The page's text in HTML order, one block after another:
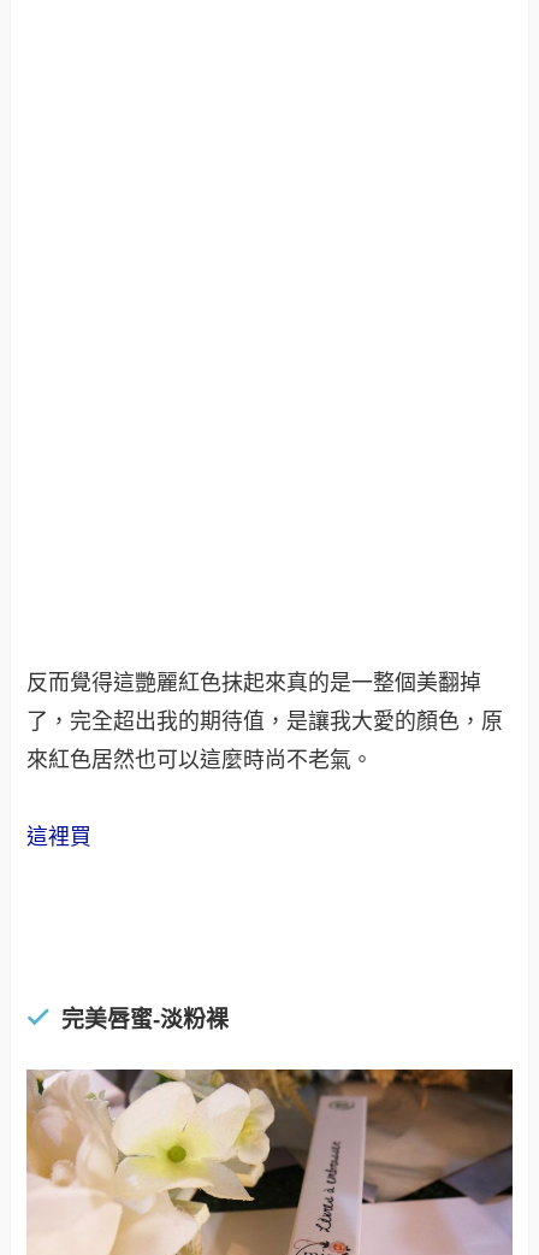
反而覺得這艷麗紅色抹起來真的是一整個美翻掉
了，完全超出我的期待值，是讓我大愛的顏色，原
來紅色居然也可以這麼時尚不老氣。
這裡買
完美唇蜜-淡粉裸